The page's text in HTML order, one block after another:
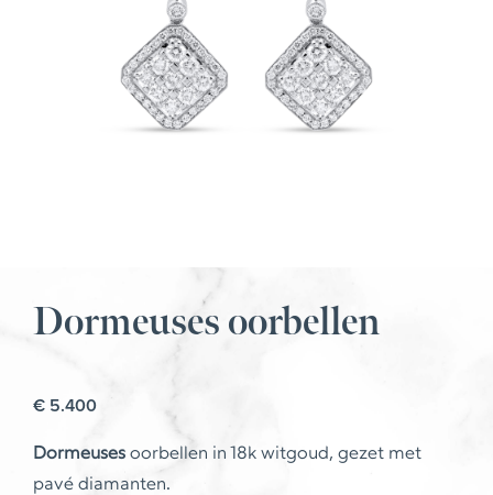
Dormeuses oorbellen
€ 5.400
Dormeuses oorbellen in 18k witgoud, gezet met
pavé diamanten.